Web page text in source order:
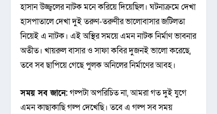
হাসান উজ্জ্বলের নাটক মনে করিয়ে দিয়েছিল। ঘটনাক্রমে দেখা
হাসপাতালে দেখা দুই তরুণ-তরুণীর ভালোবাসার জটিলতা
নিয়েই এ নাটক। এই অস্থির সময়ে এমন নাটক নির্মাণ ভাবনার
অতীত। খায়রুল বাসার ও সাফা কবির দুজনই ভালো করেছে,
তবে সব ছাপিয়ে গেছে পুলক অনিলের নির্মাণের আবহ।
সময় সব জানে: গল্পটা অপরিচিত না, আমরা গত দুই যুগে
এমন কাছাকাছি গল্প দেখেছি। তবে এ গল্প সব সময়